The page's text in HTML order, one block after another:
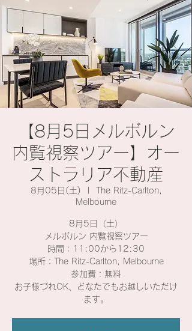
【8月5日メルボルン
内覧視察ツアー】オー
ストラリア不動産
8月05日(土)
The Ritz-Carlton,
Melbourne
8月5日（土）
メルボルン 内覧視察ツアー
時間：11:00から12:30
場所：The Ritz-Carlton, Melbourne
​参加費：無料
お子様づれOK、どなたでもお越しいただけ
ます。